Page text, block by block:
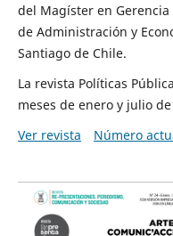
del Magíster en Gerencia
de Administración y
Santiago de Chile.
La revista Políticas
meses de enero y julio
Ver revista
Número